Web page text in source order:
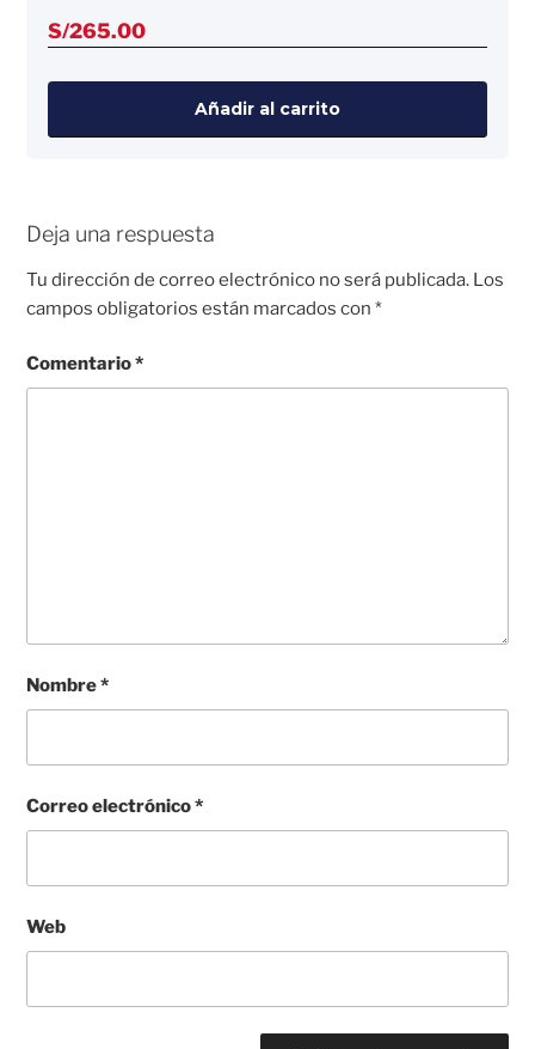
S/265.00
Añadir al carrito
Deja una respuesta
Tu dirección de correo electrónico no será publicada. Los
campos obligatorios están marcados con*
Comentario*
Nombre*
Correo electrónico*
Web